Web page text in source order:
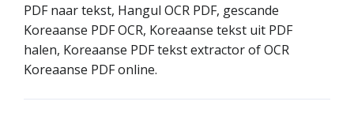
PDF naar tekst, Hangul OCR PDF, gescande
Koreaanse PDF OCR, Koreaanse tekst uit PDF
halen, Koreaanse PDF tekst extractor of OCR
Koreaanse PDF online.